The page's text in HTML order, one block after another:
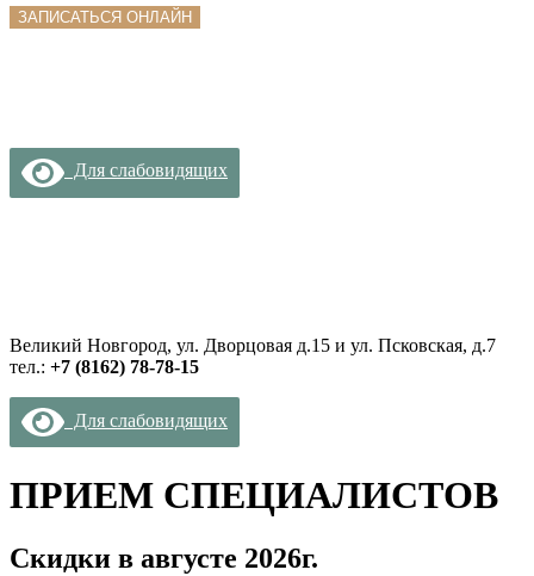
ЗАПИСАТЬСЯ ОНЛАЙН
Для слабовидящих
Великий Новгород, ул. Дворцовая д.15 и ул. Псковская, д.7
тел.: +7 (8162) 78-78-15
Для слабовидящих
ПРИЕМ СПЕЦИАЛИСТОВ
Скидки в августе 2026г.